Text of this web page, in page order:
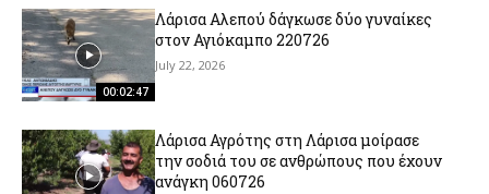
00:02:47
Λάρισα Αλεπού δάγκωσε δύο γυναίκες
στον Αγιόκαμπο 220726
July 22, 2026
Λάρισα Αγρότης στη Λάρισα μοίρασε
την σοδιά του σε ανθρώπους που έχουν
ανάγκη 060726